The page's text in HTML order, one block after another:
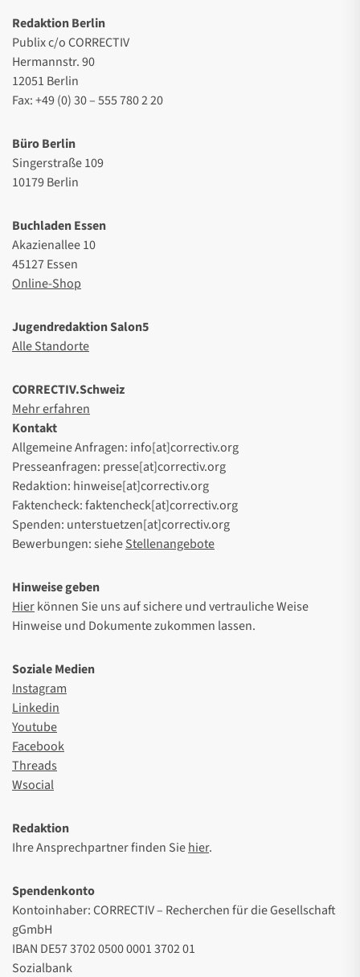
Redaktion Berlin
Publix c/o CORRECTIV
Hermannstr. 90
12051 Berlin
Fax: +49 (0) 30 – 555 780 2 20
Büro Berlin
Singerstraße 109
10179 Berlin
Buchladen Essen
Akazienallee 10
45127 Essen
Online-Shop
Jugendredaktion Salon5
Alle Standorte
CORRECTIV.Schweiz
Mehr erfahren
Kontakt
Allgemeine Anfragen: info[at]correctiv.org
Presseanfragen: presse[at]correctiv.org
Redaktion: hinweise[at]correctiv.org
Faktencheck: faktencheck[at]correctiv.org
Spenden: unterstuetzen[at]correctiv.org
Bewerbungen: sieheStellenangebote
Hinweise geben
Hierkönnen Sie uns auf sichere und vertrauliche Weise
Hinweise und Dokumente zukommen lassen.
Soziale Medien
Instagram
Linkedin
Youtube
Facebook
Threads
Wsocial
Redaktion
Ihre Ansprechpartner finden Siehier.
Spendenkonto
Kontoinhaber: CORRECTIV – Recherchen für die Gesellschaft
gGmbH
IBAN DE57 3702 0500 0001 3702 01
Sozialbank